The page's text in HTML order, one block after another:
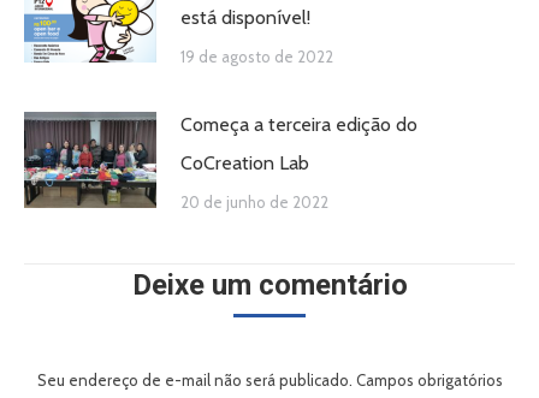
está disponível!
19 de agosto de 2022
Começa a terceira edição do
CoCreation Lab
20 de junho de 2022
Deixe um comentário
Seu endereço de e-mail não será publicado. Campos obrigatórios